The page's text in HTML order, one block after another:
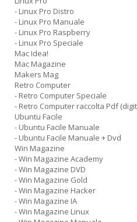
- Linux Pro Distro
- Linux Pro Manuale
- Linux Pro Raspberry
- Linux Pro Speciale
Mac Idea!
Mac Magazine
Makers Mag
Retro Computer
- Retro Computer Speciale
- Retro Computer raccolta Pdf
Ubuntu Facile
- Ubuntu Facile Manuale
- Ubuntu Facile Manuale + Dvd
Win Magazine
- Win Magazine Academy
- Win Magazine DVD
- Win Magazine Gold
- Win Magazine Hacker
- Win Magazine IA
- Win Magazine Linux